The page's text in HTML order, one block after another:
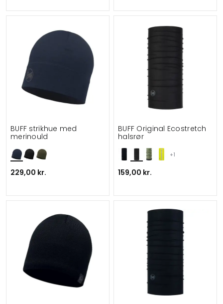
BUFF strikhue med
merinould
229,00 kr.
+1
BUFF Original Ecostretch
halsrør
159,00 kr.